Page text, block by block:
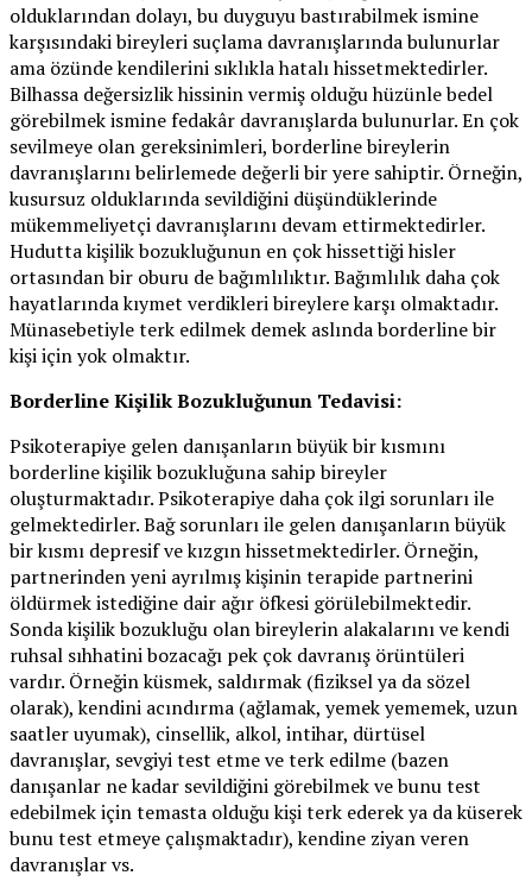
olduklarından dolayı, bu duyguyu bastırabilmek ismine
karşısındaki bireyleri suçlama davranışlarında bulunurlar
ama özünde kendilerini sıklıkla hatalı hissetmektedirler.
Bilhassa değersizlik hissinin vermiş olduğu hüzünle bedel
görebilmek ismine fedakâr davranışlarda bulunurlar. En çok
sevilmeye olan gereksinimleri, borderline bireylerin
davranışlarını belirlemede değerli bir yere sahiptir. Örneğin,
kusursuz olduklarında sevildiğini düşündüklerinde
mükemmeliyetçi davranışlarını devam ettirmektedirler.
Hudutta kişilik bozukluğunun en çok hissettiği hisler
ortasından bir oburu de bağımlılıktır. Bağımlılık daha çok
hayatlarında kıymet verdikleri bireylere karşı olmaktadır.
Münasebetiyle terk edilmek demek aslında borderline bir
kişi için yok olmaktır.
Borderline Kişilik Bozukluğunun Tedavisi:
Psikoterapiye gelen danışanların büyük bir kısmını
borderline kişilik bozukluğuna sahip bireyler
oluşturmaktadır. Psikoterapiye daha çok ilgi sorunları ile
gelmektedirler. Bağ sorunları ile gelen danışanların büyük
bir kısmı depresif ve kızgın hissetmektedirler. Örneğin,
partnerinden yeni ayrılmış kişinin terapide partnerini
öldürmek istediğine dair ağır öfkesi görülebilmektedir.
Sonda kişilik bozukluğu olan bireylerin alakalarını ve kendi
ruhsal sıhhatini bozacağı pek çok davranış örüntüleri
vardır. Örneğin küsmek, saldırmak (fiziksel ya da sözel
olarak), kendini acındırma (ağlamak, yemek yememek, uzun
saatler uyumak), cinsellik, alkol, intihar, dürtüsel
davranışlar, sevgiyi test etme ve terk edilme (bazen
danışanlar ne kadar sevildiğini görebilmek ve bunu test
edebilmek için temasta olduğu kişi terk ederek ya da küserek
bunu test etmeye çalışmaktadır), kendine ziyan veren
davranışlar vs.